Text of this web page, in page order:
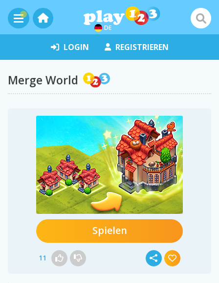
DE
LOGIN REGISTRIEREN
Merge World
Spielen
11